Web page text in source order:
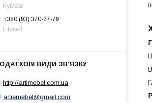
Kyivstar
+380 (93) 370-27-79
Lifecell
http://artimebel.com.ua
artiemebel@gmail.com